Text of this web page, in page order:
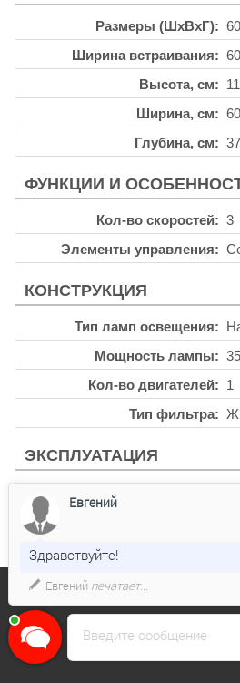
Размеры (ШхВхГ)
Ширина встраивания
Высота, см
Ширина, см
60
Глубина, см
37
ФУНКЦИИ И
Кол-во скоростей
3
Элементы управления
КОНСТРУКЦИЯ
Тип ламп освещения
Мощность лампы
Кол-во двигателей
1
Тип фильтра
ЭКСПЛУАТАЦИЯ
О КОМПАНИИ
КАТАЛОГ
Введите сообщение
Евгений
Здравствуйте!
Евгенийпечатает...